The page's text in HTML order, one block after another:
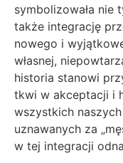
symbolizowała nie
także integrację
nowego i
własnej,
historia stanowi
tkwi w akceptacji i
wszystkich
uznawanych za
w tej integracji